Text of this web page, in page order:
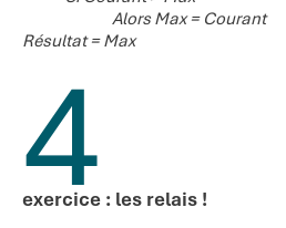
Alors Max = Courant
Résultat = Max
4
exercice : les relais !